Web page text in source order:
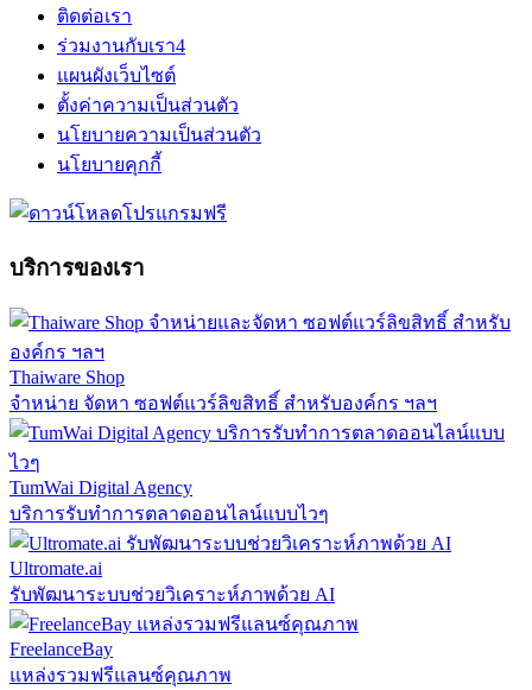
ติดต่อเรา
ร่วมงานกับเรา4
แผนผังเว็บไซต์
ตั้งค่าความเป็นส่วนตัว
นโยบายความเป็นส่วนตัว
นโยบายคุกกี้
บริการของเรา
Thaiware Shop
จำหน่าย จัดหา ซอฟต์แวร์ลิขสิทธิ์ สำหรับองค์กร ฯลฯ
TumWai Digital Agency
บริการรับทำการตลาดออนไลน์แบบไวๆ
Ultromate.ai
รับพัฒนาระบบช่วยวิเคราะห์ภาพด้วย AI
FreelanceBay
แหล่งรวมฟรีแลนซ์คุณภาพ